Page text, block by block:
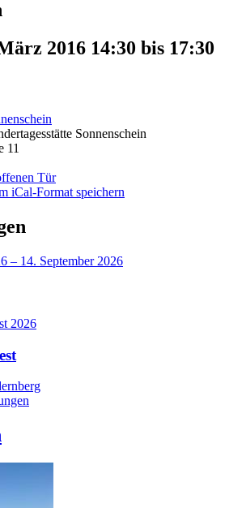
2016 14:30 bis 17:30
Sonnenschein
11
Tür
iCal-Format speichern
– 14. September 2026
2026